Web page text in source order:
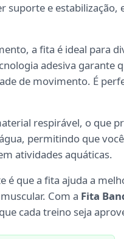
suporte e estabilização,
a fita é ideal para
adesiva
de movimento. É
respirável, o que
permitindo que
atividades aquáticas.
que a fita ajuda a
Com a Fita
cada treino seja